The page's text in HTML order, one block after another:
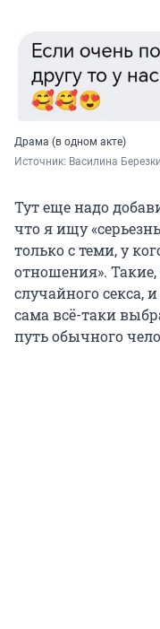
Драма (в одном акте)
Источник: Василина
Тут еще надо
что я ищу
только с теми, у
отношения».
случайного секса,
сама всё-таки
путь обычного